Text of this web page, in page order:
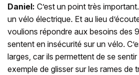
Daniel: C’est un point très
un vélo électrique. Et au lieu
voulions répondre aux besoins des
sentent en insécurité sur un vélo.
larges, car ils permettent de se
exemple de glisser sur les rames de